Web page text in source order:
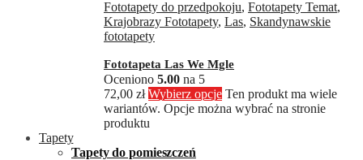
Fototapety do przedpokoju, Fototapety Temat,
Krajobrazy Fototapety, Las, Skandynawskie
fototapety
Fototapeta Las We Mgle
Oceniono 5.00 na 5
72,00 zł Wybierz opcje Ten produkt ma wiele
wariantów. Opcje można wybrać na stronie
produktu
Tapety
Tapety do pomieszczeń